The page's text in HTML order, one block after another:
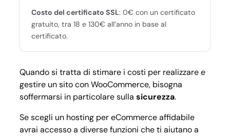
Costo del certificato SSL: 0€ con un certificato
gratuito, tra 18 e 130€ all’anno in base al
certificato.
Quando si tratta di stimare i costi per realizzare e
gestire un sito con WooCommerce, bisogna
soffermarsi in particolare sulla sicurezza.
Se scegli un hosting per eCommerce affidabile
avrai accesso a diverse funzioni che ti aiutano a